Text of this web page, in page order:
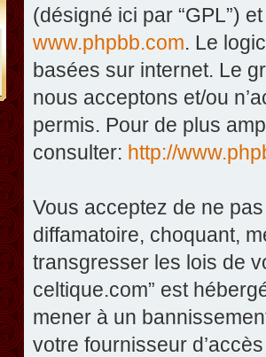
(désigné ici par “GPL”)
www.phpbb.com. Le
basées sur internet. Le
nous acceptons et/ou
permis. Pour de plus
consulter: http://
Vous acceptez de ne
diffamatoire, choquant,
transgresser les lois de
celtique.com” est
mener à un
votre fournisseur